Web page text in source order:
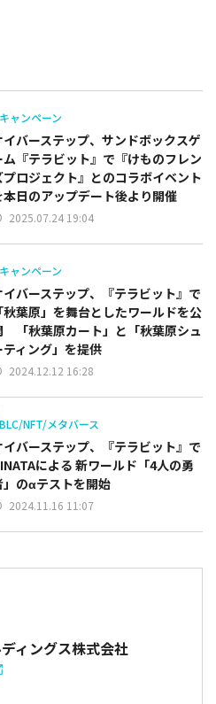
キャンペーン
イバーステップ、サンドボックスゲ
ム『テラビット』で『けものフレン
プロジェクト』とのコラボイベント
本日のアップデート後より開催
2025.07.24 19:04
キャンペーン
イバーステップ、『テラビット』で
「秋葉原」を舞台としたワールドを公
「秋葉原カート」と「秋葉原シュ
ティング」を提供
2024.12.12 16:28
BLC/NFT/メタバース
イバーステップ、『テラビット』で
による 新ワールド「4人の勇
」のαテストを開始
2024.11.16 11:07
ィングス株式会社